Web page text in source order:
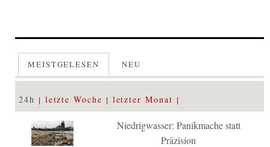
MEISTGELESEN NEU
24h letzte Woche letzter Monat
Niedrigwasser: Panikmache statt
Präzision